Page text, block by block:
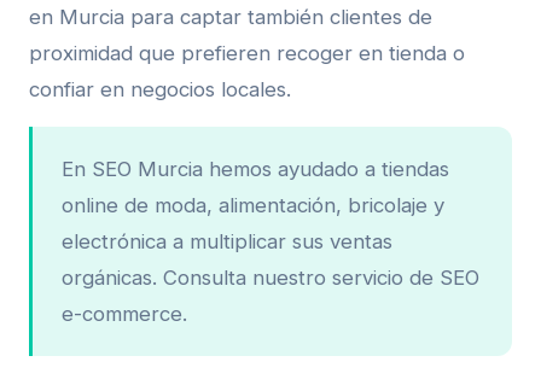
en Murcia para captar también clientes de
proximidad que prefieren recoger en tienda o
confiar en negocios locales.
En SEO Murcia hemos ayudado a tiendas
online de moda, alimentación, bricolaje y
electrónica a multiplicar sus ventas
orgánicas. Consulta nuestro servicio de SEO
e-commerce.